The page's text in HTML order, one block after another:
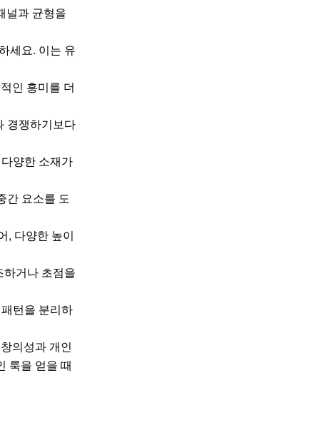
널과 균형을
세요. 이는 유
인 흥미를 더
경쟁하기보다
양한 소재가
간 요소를 도
, 다양한 높이
거나 초점을
턴을 분리하
의성과 개인
룩을 얻을 때